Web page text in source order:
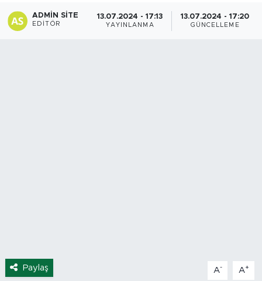
ADMIN SITE
EDITÖR
13.07.2024 - 17:13
YAYINLANMA
13.07.2024 - 17:20
GÜNCELLEME
Paylaş A- A+
Spor